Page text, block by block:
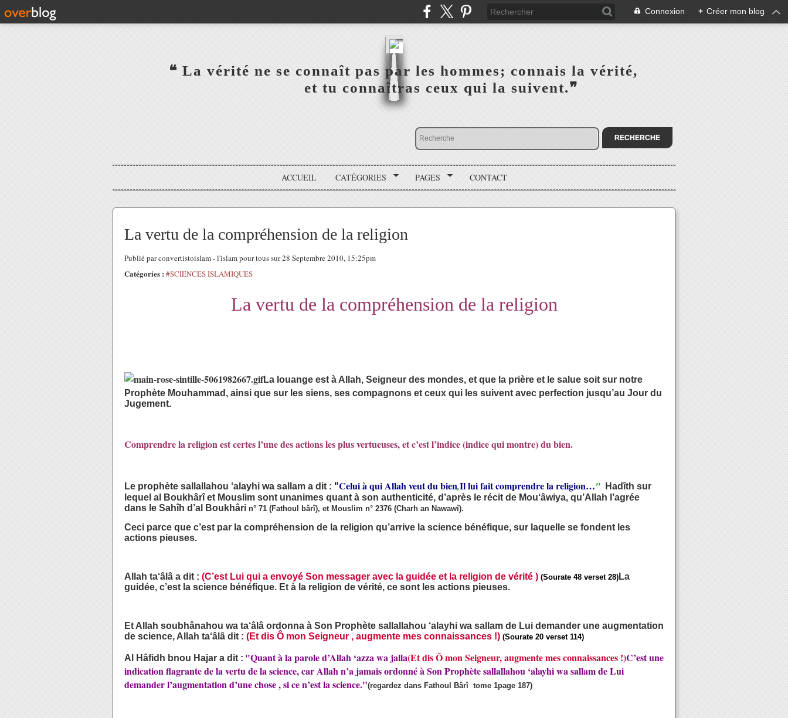
Connexion + Créer mon blog
‎ ‎ ‎ ‎ ‎ ‎ ‎ ‎ ‎ ‎ ‎ ‎ ‎❝ La vérité ne se connaît pas par les hommes; connais la vérité,‎ ‎ ‎ ‎ ‎ ‎ ‎ ‎ ‎
‎ ‎ ‎ ‎ ‎ ‎ ‎ ‎ ‎ ‎ ‎ ‎ ‎ ‎ ‎ ‎ ‎ ‎ ‎ ‎ et tu connaîtras ceux qui la suivent.❞
ACCUEIL CATÉGORIES PAGES CONTACT
La vertu de la compréhension de la religion
Publié par convertistoislam - l'islam pour tous sur 28 Septembre 2010, 15:25pm
Catégories : #SCIENCES ISLAMIQUES
La vertu de la compréhension de la religion
La louange est à Allah, Seigneur des mondes, et que la prière et le salue soit sur notre
Prophète Mouhammad, ainsi que sur les siens, ses compagnons et ceux qui les suivent avec perfection jusqu’au Jour du
Jugement.
Comprendre la religion est certes l’une des actions les plus vertueuses, et c’est l’indice (indice qui montre) du bien.
Le prophète sallallahou ‘alayhi wa sallam a dit : "Celui à qui Allah veut du bien,Il lui fait comprendre la religion…"
Hadîth sur
lequel al Boukhârî et Mouslim sont unanimes quant à son authenticité, d’après le récit de Mou‘âwiya, qu’Allah l’agrée
dans le Sahîh d’al Boukhâri n° 71 (Fathoul bârî), et Mouslim n° 2376 (Charh an Nawawî).
Ceci parce que c’est par la compréhension de la religion qu’arrive la science bénéfique, sur laquelle se fondent les
actions pieuses.
Allah ta‘âlâ a dit : (C’est Lui qui a envoyé Son messager avec la guidée et la religion de vérité ) (Sourate 48 verset 28) La
guidée, c’est la science bénéfique. Et à la religion de vérité, ce sont les actions pieuses.
Et Allah soubhânahou wa ta‘âlâ ordonna à Son Prophète sallallahou ‘alayhi wa sallam de Lui demander une augmentation
de science, Allah ta‘âlâ dit : (Et dis Ô mon Seigneur , augmente mes connaissances !) (Sourate 20 verset 114)
Al Hâfidh bnou Hajar a dit : "Quant à la parole d’Allah ‘azza wa jalla(Et dis Ô mon Seigneur, augmente mes connaissances !)C’est une
indication flagrante de la vertu de la science, car Allah n’a jamais ordonné à Son Prophète sallallahou ‘alayhi wa sallam de Lui
demander l’augmentation d’une chose , si ce n’est la science."(regardez dans Fathoul Bârî tome 1page 187)